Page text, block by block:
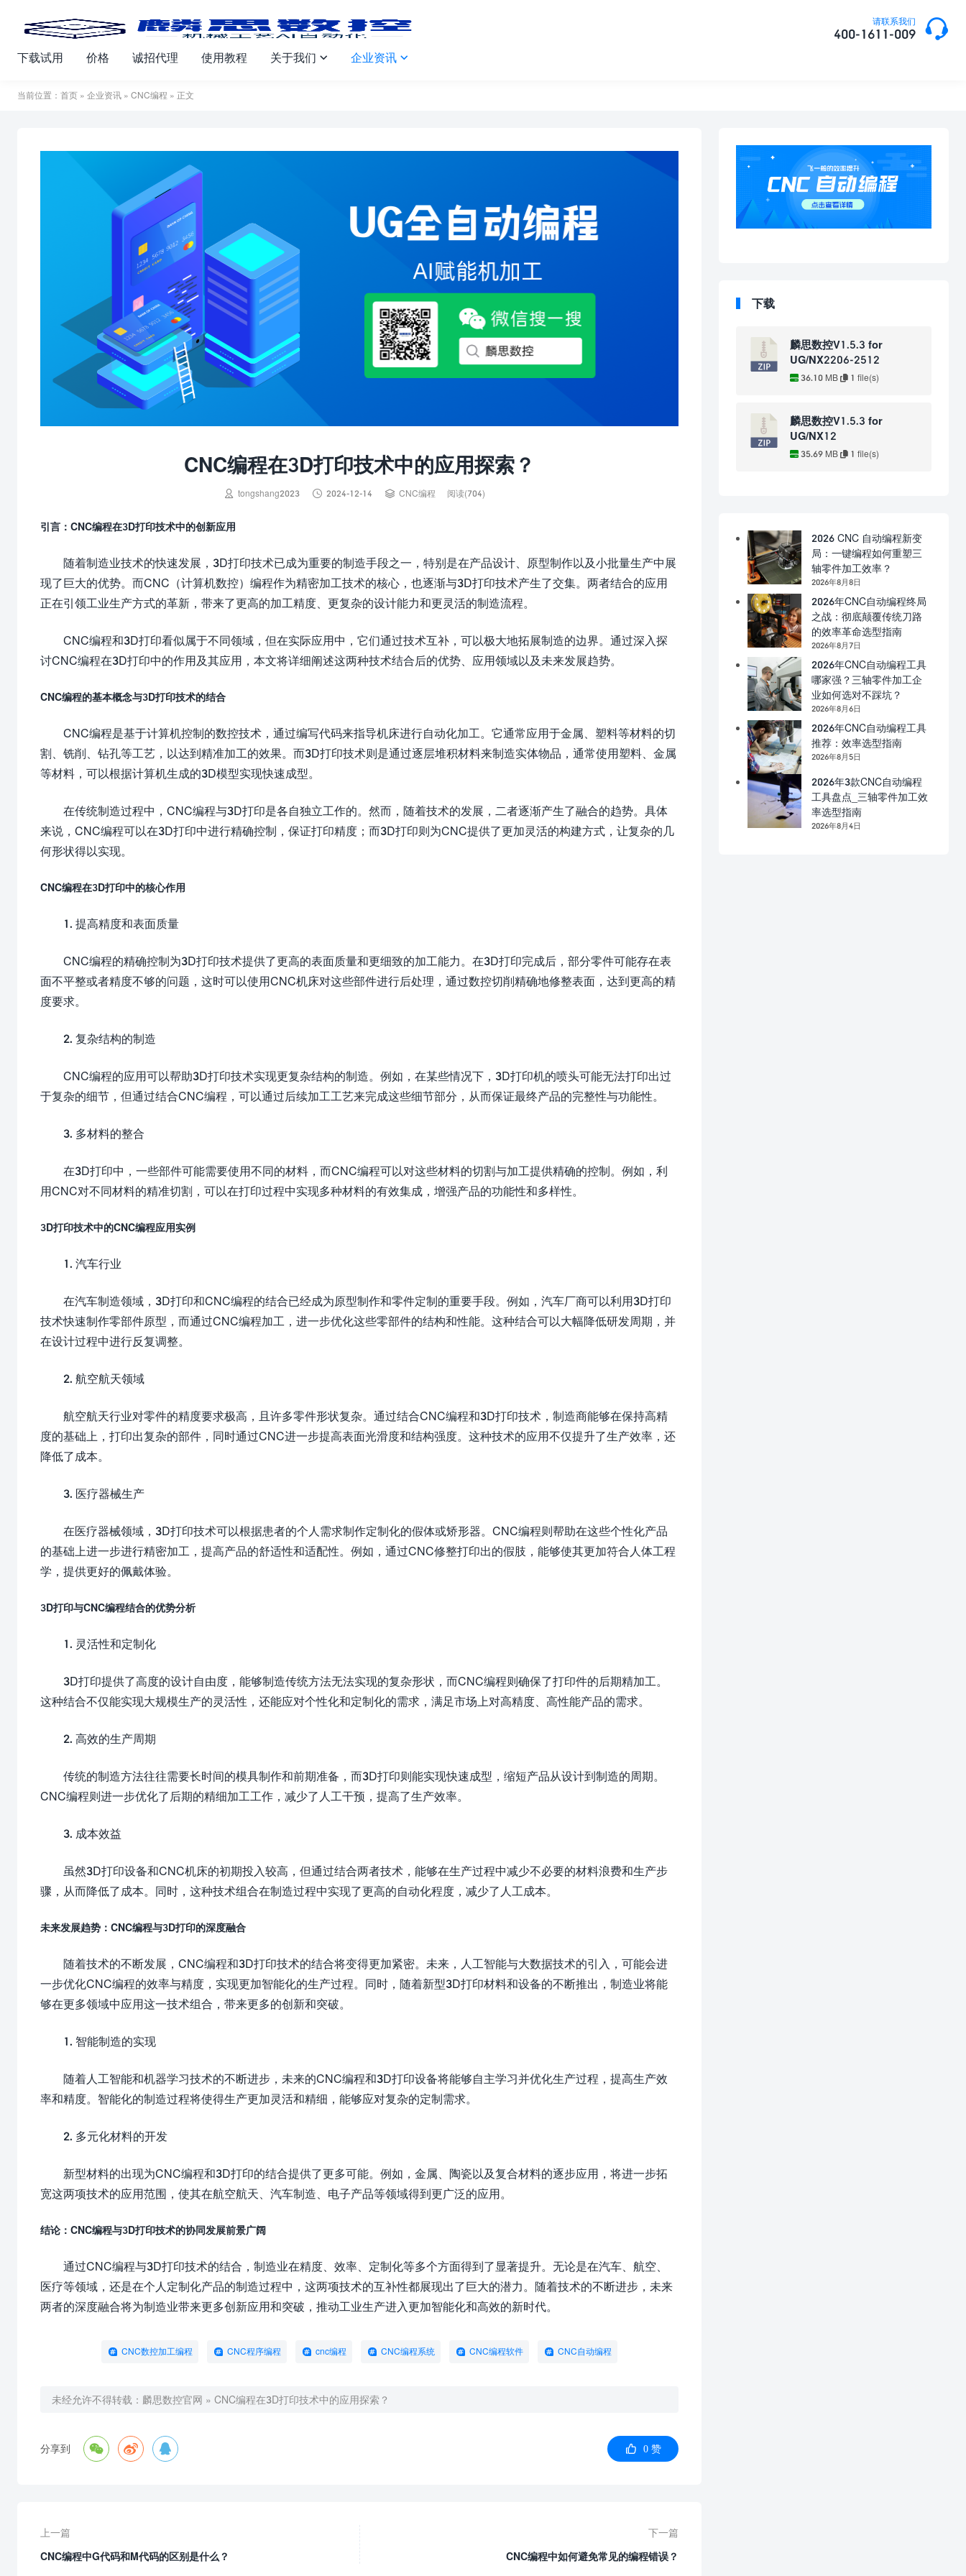
请联系我们
400-1611-009 
下载试用 价格 诚招代理 使用教程 关于我们  企业资讯 
当前位置： 首页 » 企业资讯 » CNC编程 » 正文
CNC编程在3D打印技术中的应用探索？
 tongshang2023  2024-12-14  CNC编程 阅读(704)
引言：CNC编程在3D打印技术中的创新应用
随着制造业技术的快速发展，3D打印技术已成为重要的制造手段之一，特别是在产品设计、原型制作以及小批量生产中展
现了巨大的优势。而CNC（计算机数控）编程作为精密加工技术的核心，也逐渐与3D打印技术产生了交集。两者结合的应用
正在引领工业生产方式的革新，带来了更高的加工精度、更复杂的设计能力和更灵活的制造流程。
CNC编程和3D打印看似属于不同领域，但在实际应用中，它们通过技术互补，可以极大地拓展制造的边界。通过深入探
讨CNC编程在3D打印中的作用及其应用，本文将详细阐述这两种技术结合后的优势、应用领域以及未来发展趋势。
CNC编程的基本概念与3D打印技术的结合
CNC编程是基于计算机控制的数控技术，通过编写代码来指导机床进行自动化加工。它通常应用于金属、塑料等材料的切
割、铣削、钻孔等工艺，以达到精准加工的效果。而3D打印技术则是通过逐层堆积材料来制造实体物品，通常使用塑料、金属
等材料，可以根据计算机生成的3D模型实现快速成型。
在传统制造过程中，CNC编程与3D打印是各自独立工作的。然而，随着技术的发展，二者逐渐产生了融合的趋势。具体
来说，CNC编程可以在3D打印中进行精确控制，保证打印精度；而3D打印则为CNC提供了更加灵活的构建方式，让复杂的几
何形状得以实现。
CNC编程在3D打印中的核心作用
1. 提高精度和表面质量
CNC编程的精确控制为3D打印技术提供了更高的表面质量和更细致的加工能力。在3D打印完成后，部分零件可能存在表
面不平整或者精度不够的问题，这时可以使用CNC机床对这些部件进行后处理，通过数控切削精确地修整表面，达到更高的精
度要求。
2. 复杂结构的制造
CNC编程的应用可以帮助3D打印技术实现更复杂结构的制造。例如，在某些情况下，3D打印机的喷头可能无法打印出过
于复杂的细节，但通过结合CNC编程，可以通过后续加工工艺来完成这些细节部分，从而保证最终产品的完整性与功能性。
3. 多材料的整合
在3D打印中，一些部件可能需要使用不同的材料，而CNC编程可以对这些材料的切割与加工提供精确的控制。例如，利
用CNC对不同材料的精准切割，可以在打印过程中实现多种材料的有效集成，增强产品的功能性和多样性。
3D打印技术中的CNC编程应用实例
1. 汽车行业
在汽车制造领域，3D打印和CNC编程的结合已经成为原型制作和零件定制的重要手段。例如，汽车厂商可以利用3D打印
技术快速制作零部件原型，而通过CNC编程加工，进一步优化这些零部件的结构和性能。这种结合可以大幅降低研发周期，并
在设计过程中进行反复调整。
2. 航空航天领域
航空航天行业对零件的精度要求极高，且许多零件形状复杂。通过结合CNC编程和3D打印技术，制造商能够在保持高精
度的基础上，打印出复杂的部件，同时通过CNC进一步提高表面光滑度和结构强度。这种技术的应用不仅提升了生产效率，还
降低了成本。
3. 医疗器械生产
在医疗器械领域，3D打印技术可以根据患者的个人需求制作定制化的假体或矫形器。CNC编程则帮助在这些个性化产品
的基础上进一步进行精密加工，提高产品的舒适性和适配性。例如，通过CNC修整打印出的假肢，能够使其更加符合人体工程
学，提供更好的佩戴体验。
3D打印与CNC编程结合的优势分析
1. 灵活性和定制化
3D打印提供了高度的设计自由度，能够制造传统方法无法实现的复杂形状，而CNC编程则确保了打印件的后期精加工。
这种结合不仅能实现大规模生产的灵活性，还能应对个性化和定制化的需求，满足市场上对高精度、高性能产品的需求。
2. 高效的生产周期
传统的制造方法往往需要长时间的模具制作和前期准备，而3D打印则能实现快速成型，缩短产品从设计到制造的周期。
CNC编程则进一步优化了后期的精细加工工作，减少了人工干预，提高了生产效率。
3. 成本效益
虽然3D打印设备和CNC机床的初期投入较高，但通过结合两者技术，能够在生产过程中减少不必要的材料浪费和生产步
骤，从而降低了成本。同时，这种技术组合在制造过程中实现了更高的自动化程度，减少了人工成本。
未来发展趋势：CNC编程与3D打印的深度融合
随着技术的不断发展，CNC编程和3D打印技术的结合将变得更加紧密。未来，人工智能与大数据技术的引入，可能会进
一步优化CNC编程的效率与精度，实现更加智能化的生产过程。同时，随着新型3D打印材料和设备的不断推出，制造业将能
够在更多领域中应用这一技术组合，带来更多的创新和突破。
1. 智能制造的实现
随着人工智能和机器学习技术的不断进步，未来的CNC编程和3D打印设备将能够自主学习并优化生产过程，提高生产效
率和精度。智能化的制造过程将使得生产更加灵活和精细，能够应对复杂的定制需求。
2. 多元化材料的开发
新型材料的出现为CNC编程和3D打印的结合提供了更多可能。例如，金属、陶瓷以及复合材料的逐步应用，将进一步拓
宽这两项技术的应用范围，使其在航空航天、汽车制造、电子产品等领域得到更广泛的应用。
结论：CNC编程与3D打印技术的协同发展前景广阔
通过CNC编程与3D打印技术的结合，制造业在精度、效率、定制化等多个方面得到了显著提升。无论是在汽车、航空、
医疗等领域，还是在个人定制化产品的制造过程中，这两项技术的互补性都展现出了巨大的潜力。随着技术的不断进步，未来
两者的深度融合将为制造业带来更多创新应用和突破，推动工业生产进入更加智能化和高效的新时代。
CNC数控加工编程 CNC程序编程 cnc编程 CNC编程系统 CNC编程软件 CNC自动编程
未经允许不得转载： 麟思数控官网 » CNC编程在3D打印技术中的应用探索？
分享到     0 赞
上一篇
CNC编程中G代码和M代码的区别是什么？
下一篇
CNC编程中如何避免常见的编程错误？
下载
麟思数控V1.5.3 for
UG/NX2206-2512
36.10 MB 1 file(s)
麟思数控V1.5.3 for
UG/NX12
35.69 MB 1 file(s)
2026 CNC 自动编程新变
局：一键编程如何重塑三
轴零件加工效率？
2026年8月8日
2026年CNC自动编程终局
之战：彻底颠覆传统刀路
的效率革命选型指南
2026年8月7日
2026年CNC自动编程工具
哪家强？三轴零件加工企
业如何选对不踩坑？
2026年8月6日
2026年CNC自动编程工具
推荐：效率选型指南
2026年8月5日
2026年3款CNC自动编程
工具盘点_三轴零件加工效
率选型指南
2026年8月4日